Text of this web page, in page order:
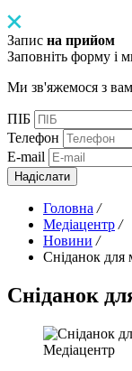
Запис на прийом
Заповніть форму і
Ми зв'яжемося з
ПІБ
Телефон
E-mail
Надіслати
Головна /
Медіацентр /
Новини /
Сніданок для
Сніданок